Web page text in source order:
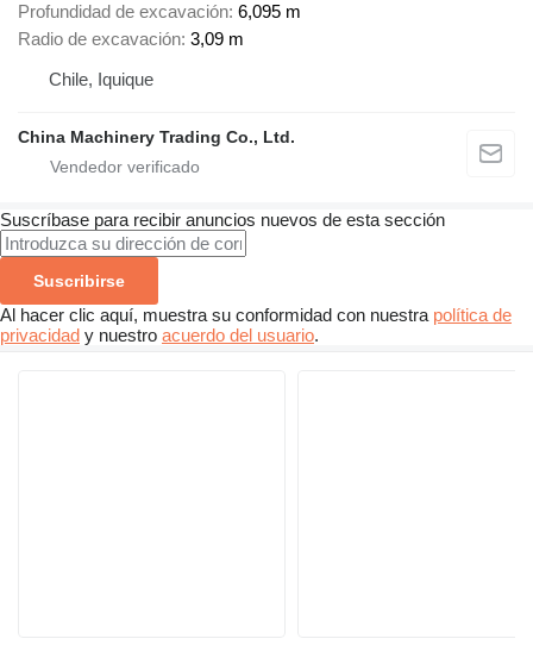
Profundidad de excavación 6,095 m
Radio de excavación 3,09 m
Chile, Iquique
China Machinery Trading Co., Ltd.
Suscríbase para recibir anuncios nuevos de esta sección
Suscribirse
Al hacer clic aquí, muestra su conformidad con nuestra política de
privacidad y nuestro acuerdo del usuario.